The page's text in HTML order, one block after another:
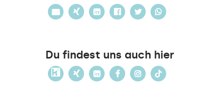
Du findest uns auch hier